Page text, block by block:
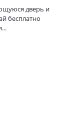
дверь и
бесплатно